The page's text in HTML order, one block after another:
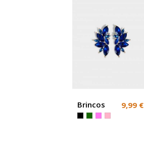
Brincos
azuis
9,99 €